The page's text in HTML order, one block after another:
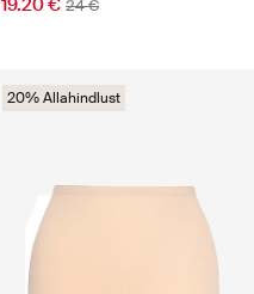
24 €
20% Allahindlust